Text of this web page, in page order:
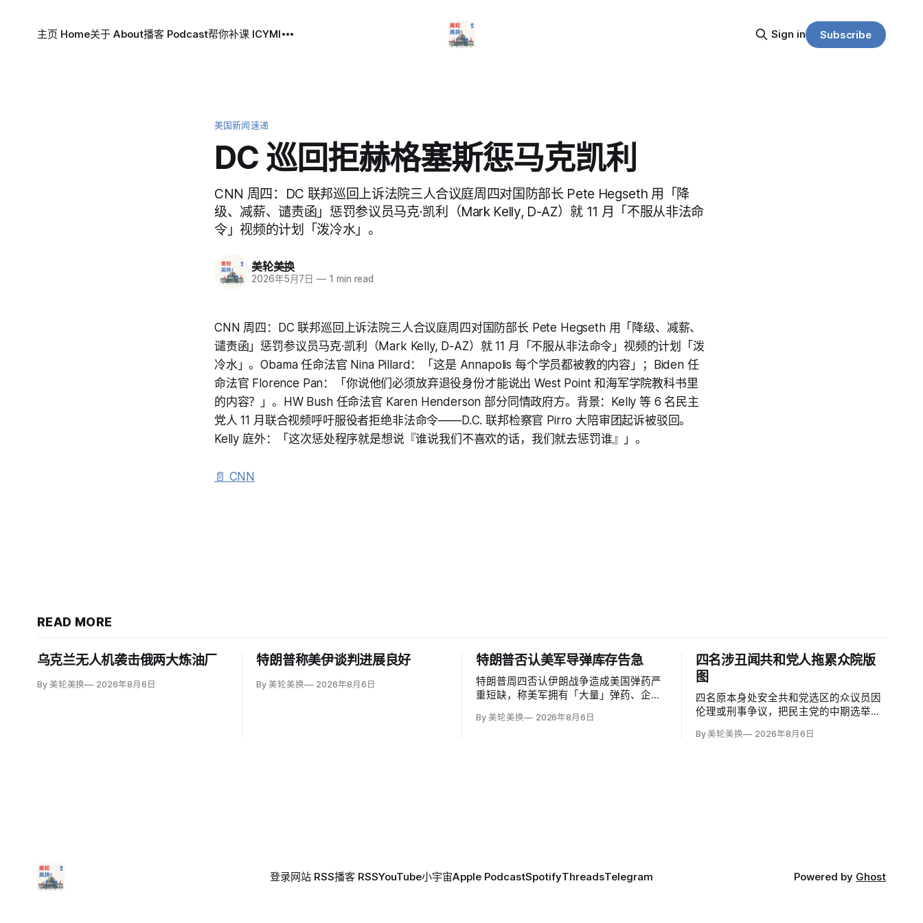
主页 Home关于 About播客 Podcast帮你补课 ICYMI Sign in Subscribe
美国新闻速递
DC 巡回拒赫格塞斯惩马克凯利
CNN 周四：DC 联邦巡回上诉法院三人合议庭周四对国防部长 Pete Hegseth 用「降
级、减薪、谴责函」惩罚参议员马克·凯利（Mark Kelly, D-AZ）就 11 月「不服从非法命
令」视频的计划「泼冷水」。
美轮美换
2026年5月7日 — 1 min read
CNN 周四：DC 联邦巡回上诉法院三人合议庭周四对国防部长 Pete Hegseth 用「降级、减薪、
谴责函」惩罚参议员马克·凯利（Mark Kelly, D-AZ）就 11 月「不服从非法命令」视频的计划「泼
冷水」。Obama 任命法官 Nina Pillard：「这是 Annapolis 每个学员都被教的内容」；Biden 任
命法官 Florence Pan：「你说他们必须放弃退役身份才能说出 West Point 和海军学院教科书里
的内容？」。HW Bush 任命法官 Karen Henderson 部分同情政府方。背景：Kelly 等 6 名民主
党人 11 月联合视频呼吁服役者拒绝非法命令——D.C. 联邦检察官 Pirro 大陪审团起诉被驳回。
Kelly 庭外：「这次惩处程序就是想说『谁说我们不喜欢的话，我们就去惩罚谁』」。
📄 CNN
READ MORE
乌克兰无人机袭击俄两大炼油厂
By 美轮美换 2026年8月6日
特朗普称美伊谈判进展良好
By 美轮美换 2026年8月6日
特朗普否认美军导弹库存告急
特朗普周四否认伊朗战争造成美国弹药严
重短缺，称美军拥有「大量」弹药、企业
期监禁。但CBS新闻援引知情人士称，美
By 美轮美换 2026年8月6日
四名涉丑闻共和党人拖累众院版
图
四名原本身处安全共和党选区的众议员因
伦理或刑事争议，把民主党的中期选举版
分点的地区。北卡州查克·爱德华兹
By 美轮美换 2026年8月6日
登录网站 RSS播客 RSSYouTube小宇宙Apple PodcastSpotifyThreadsTelegram Powered by Ghost